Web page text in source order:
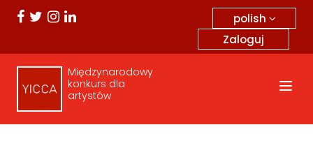
polish
Zaloguj
Międzynarodowy
konkurs dla
artystów